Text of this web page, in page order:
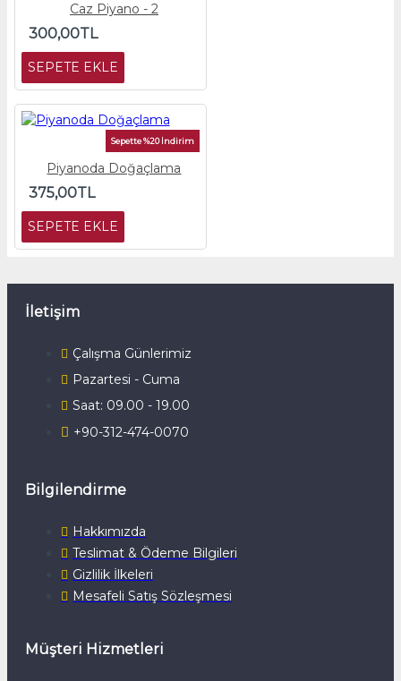
Caz Piyano - 2
300,00TL
SEPETE EKLE
Sepette %20 İndirim
Piyanoda Doğaçlama
375,00TL
SEPETE EKLE
İletişim
Çalışma Günlerimiz
Pazartesi - Cuma
Saat: 09.00 - 19.00
+90-312-474-0070
Bilgilendirme
Hakkımızda
Teslimat & Ödeme Bilgileri
Gizlilik İlkeleri
Mesafeli Satış Sözleşmesi
Müşteri Hizmetleri